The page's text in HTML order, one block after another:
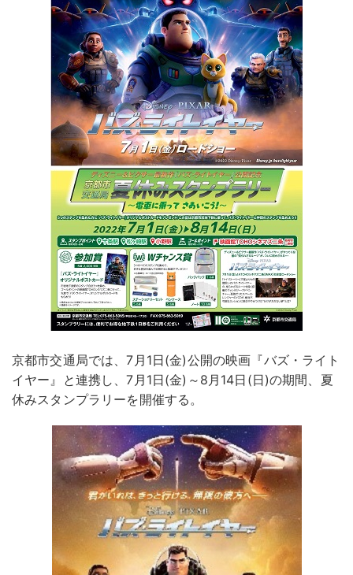
京都市交通局では、7月1日(金)公開の映画『バズ・ライト
イヤー』と連携し、7月1日(金)～8月14日(日)の期間、夏
休みスタンプラリーを開催する。